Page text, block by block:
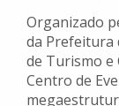
Organizado
da Prefeitura
de Turismo e
Centro de